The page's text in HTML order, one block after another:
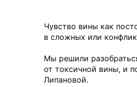
Чувство вины как
в сложных или
Мы решили
от токсичной вины, и
Липановой.